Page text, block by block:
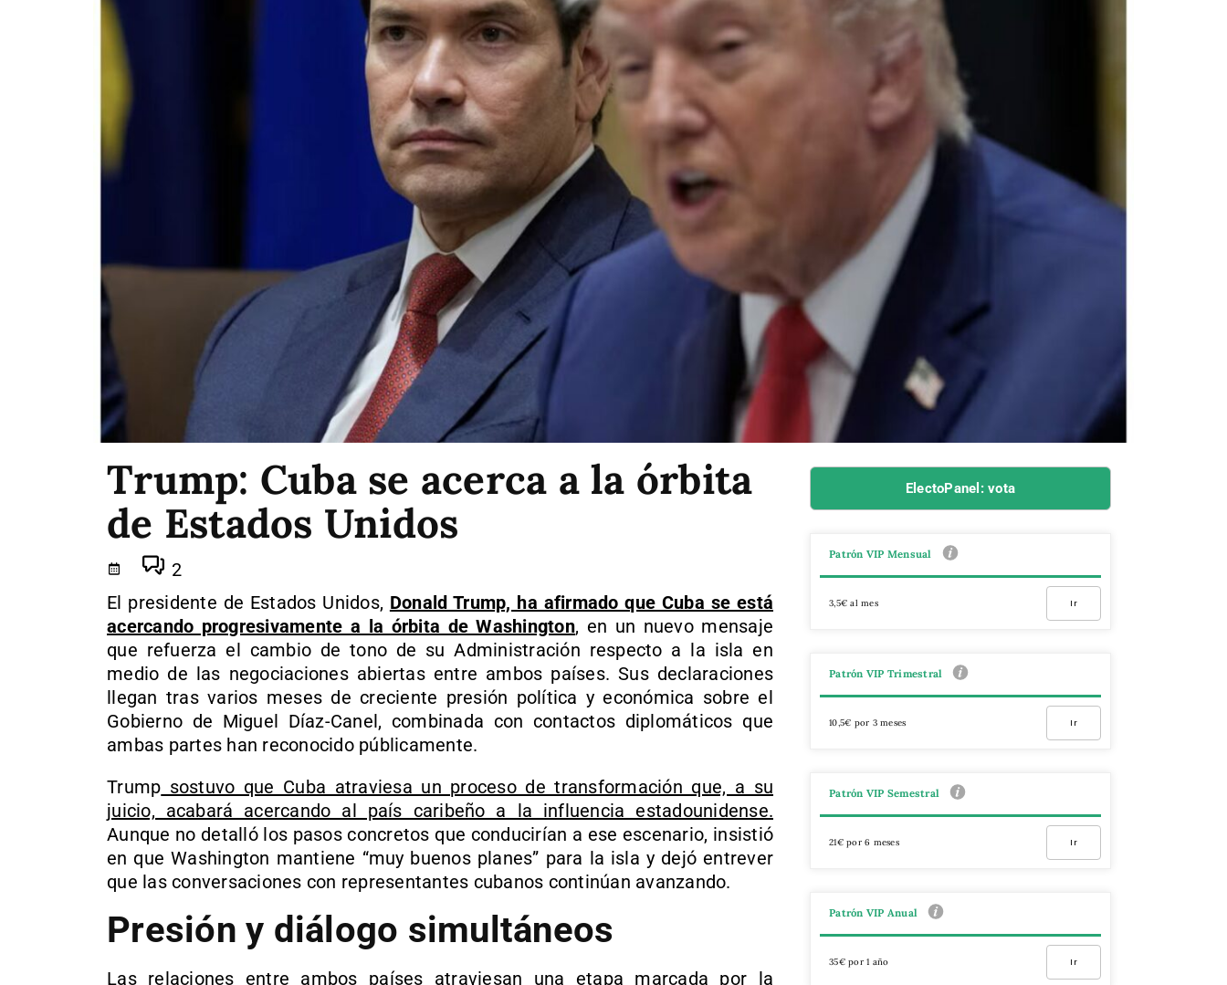
Trump: Cuba se acerca a la órbita
de Estados Unidos
2
El presidente de Estados Unidos, Donald Trump, ha afirmado que Cuba se está
acercando progresivamente a la órbita de Washington, en un nuevo mensaje
que refuerza el cambio de tono de su Administración respecto a la isla en
medio de las negociaciones abiertas entre ambos países. Sus declaraciones
llegan tras varios meses de creciente presión política y económica sobre el
Gobierno de Miguel Díaz-Canel, combinada con contactos diplomáticos que
ambas partes han reconocido públicamente.
Trump sostuvo que Cuba atraviesa un proceso de transformación que, a su
juicio, acabará acercando al país caribeño a la influencia estadounidense.
Aunque no detalló los pasos concretos que conducirían a ese escenario, insistió
en que Washington mantiene “muy buenos planes” para la isla y dejó entrever
que las conversaciones con representantes cubanos continúan avanzando.
Presión y diálogo simultáneos
Las relaciones entre ambos países atraviesan una etapa marcada por la
ElectoPanel: vota
Patrón VIP Mensual
3,5€ al mes Ir
Patrón VIP Trimestral
10,5€ por 3 meses Ir
Patrón VIP Semestral
21€ por 6 meses Ir
Patrón VIP Anual
35€ por 1 año Ir